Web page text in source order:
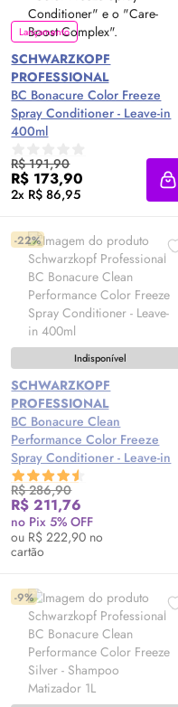
Lançamento
SCHWARZKOPF
PROFESSIONAL
BC Bonacure Color Freeze
Spray Conditioner - Leave-in
400ml
R$ 191,90
R$ 173,90
2x R$ 86,95
-22%
Indisponível
SCHWARZKOPF
PROFESSIONAL
BC Bonacure Clean
Performance Color Freeze
Spray Conditioner - Leave-in
400ml
R$ 286,90
R$ 211,76
no Pix 5% OFF
ou R$ 222,90 no
cartão
-9%